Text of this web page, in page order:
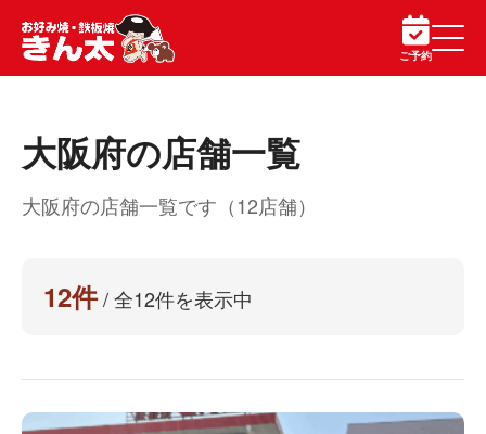
ご予約
大阪府の店舗一覧
大阪府の店舗一覧です（12店舗）
12件/ 全12件を表示中